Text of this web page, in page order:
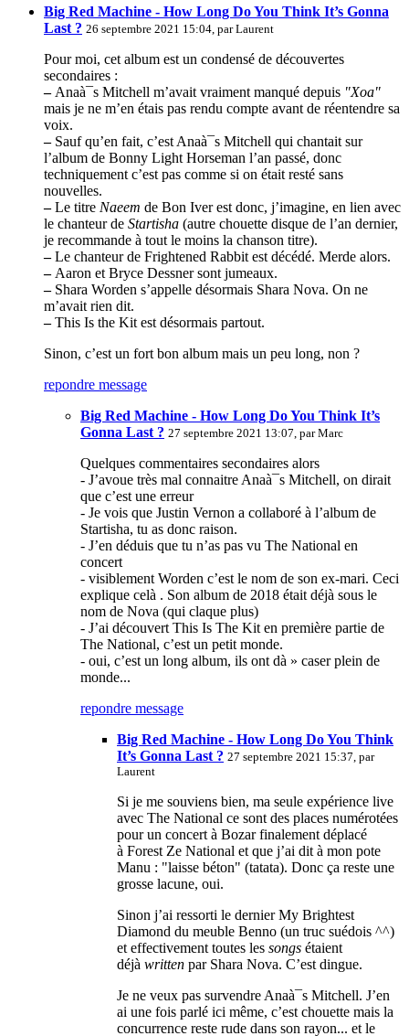
Big Red Machine - How Long Do You Think It’s Gonna
Last ? 26 septembre 2021 15:04, parLaurent
Pour moi, cet album est un condensé de découvertes
secondaires :
–Anaà¯s Mitchell m’avait vraiment manqué depuis "Xoa"
mais je ne m’en étais pas rendu compte avant de réentendre sa
voix.
–Sauf qu’en fait, c’est Anaà¯s Mitchell qui chantait sur
l’album de Bonny Light Horseman l’an passé, donc
techniquement c’est pas comme si on était resté sans
nouvelles.
–Le titre Naeem de Bon Iver est donc, j’imagine, en lien avec
le chanteur de Startisha (autre chouette disque de l’an dernier,
je recommande à tout le moins la chanson titre).
–Le chanteur de Frightened Rabbit est décédé. Merde alors.
–Aaron et Bryce Dessner sont jumeaux.
–Shara Worden s’appelle désormais Shara Nova. On ne
m’avait rien dit.
–This Is the Kit est désormais partout.
Sinon, c’est un fort bon album mais un peu long, non ?
repondre message
Big Red Machine - How Long Do You Think It’s
Gonna Last ? 27 septembre 2021 13:07, parMarc
Quelques commentaires secondaires alors
- J’avoue très mal connaitre Anaà¯s Mitchell, on dirait
que c’est une erreur
- Je vois que Justin Vernon a collaboré à l’album de
Startisha, tu as donc raison.
- J’en déduis que tu n’as pas vu The National en
concert
- visiblement Worden c’est le nom de son ex-mari. Ceci
explique celà . Son album de 2018 était déjà sous le
nom de Nova (qui claque plus)
- J’ai découvert This Is The Kit en première partie de
The National, c’est un petit monde.
- oui, c’est un long album, ils ont dà » caser plein de
monde...
repondre message
Big Red Machine - How Long Do You Think
It’s Gonna Last ? 27 septembre 2021 15:37, par
Laurent
Si je me souviens bien, ma seule expérience live
avec The National ce sont des places numérotées
pour un concert à Bozar finalement déplacé
à Forest Ze National et que j’ai dit à mon pote
Manu : "laisse béton" (tatata). Donc ça reste une
grosse lacune, oui.
Sinon j’ai ressorti le dernier My Brightest
Diamond du meuble Benno (un truc suédois ^^)
et effectivement toutes les songs étaient
déjà written par Shara Nova. C’est dingue.
Je ne veux pas survendre Anaà¯s Mitchell. J’en
ai une fois parlé ici même, c’est chouette mais la
concurrence reste rude dans son rayon... et le